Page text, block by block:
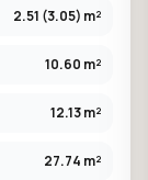
2.51 (3.05) m²
10.60 m²
12.13 m²
27.74 m²